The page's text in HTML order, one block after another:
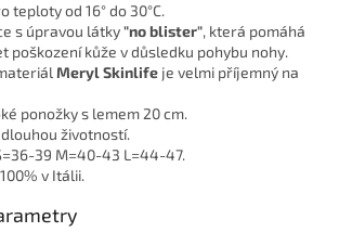
teploty od 16° do 30°C.
s úpravou látky"no blister", která pomáhá
poškození kůže v důsledku pohybu nohy.
Meryl Skinlife je velmi příjemný na
ponožky s lemem 20 cm.
životností.
39 M=40-43 L=44-47.
v Itálii.